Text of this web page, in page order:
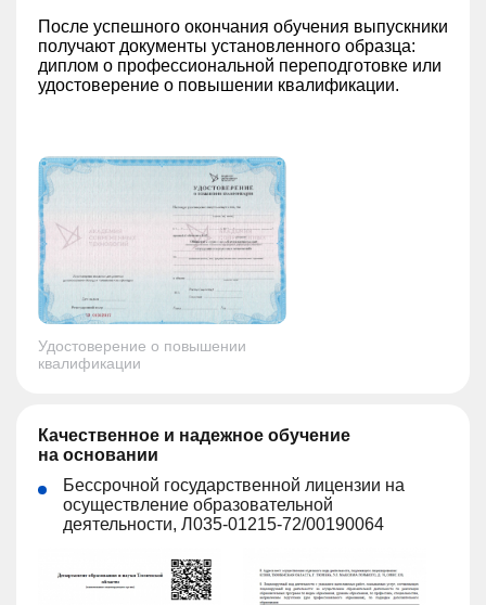
После успешного окончания обучения выпускники
получают документы установленного образца:
диплом о профессиональной переподготовке или
удостоверение о повышении квалификации.
Удостоверение о повышении
квалификации
Качественное и надежное обучение
на основании
Бессрочной государственной лицензии на
осуществление образовательной
деятельности, Л035-01215-72/00190064